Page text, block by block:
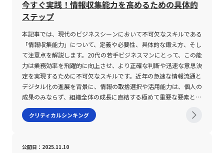
る。 他者からフィードバックを受けることも、論理的思考力を鍛
えるうえで欠かせない。 自分では筋道が通っていると思っていて
も、前提の説明が不足していたり、主張と根拠の間に飛躍があった
りする場合がある。 会議や資料レビューでは、「結論は明確か」
「根拠は十分か」「ほかの解釈はないか」という観点で意見をもら
い、自分の考えを修正することが有効である。 一方で、フレーム
ワークを使うこと自体が目的にならないよう注意しなければならな
い。 ロジックツリーやMECEは思考を支援する道具であり、図をき
れいに作ることや、用語を多く使うことが論理的思考ではない。
だと決め付けたりすることも避ける必要がある。 最初に考えた結
論に固執せず、反対の事実や別の可能性を確認する姿勢が、判断の
けでなく、演習やフィードバックを通じて実際に考える機会を持つ
てきた。目に見える情報に惑わされることなく、背後に潜む因果関
係や隠れた法則を見極めるためには、観察力を高め、常に「な
ぜ？」と「どうなっているのか？」という問いを持つ姿勢が求めら
れる。さらに、情報の取捨選択や仮説形成、自己の認識の偏りを十
分に意識しながら実践を重ねることで、短期的な成果に終始せず、
持続可能な競争力を獲得するための基盤を築くことができる。可視
化依存社会の中で、単なるデータや数値だけでは把握できない本質
を捉える力は、今後ますます重要なビジネススキルとなる。20代
の若手ビジネスマンがこのスキルを身につけることで、未来に向け
存在として成長していくことが期待される。そして、得られた洞察
位に直結する。最終的には、本質を見抜く力の鍛錬が、表面的な情
考を必要とするゲームを通じて、遊びながら思考力を鍛えることが
できます。これらはゲーム終了後に、自身の戦略や判断プロセスを
振り返ることで、より深い洞察を得ることができるため、継続的な
学習が可能となります。 4. ロボット制作やプログラミングへの挑
戦 「ものづくり」のアプローチは、論理的思考力の向上に大
いに寄与します。設計段階での問題点の洗い出しや、実際の制作過
程における試行錯誤は、論理的なプロセスを体感的に学ぶ絶好の機
会となります。プログラミングは特に、条件分岐やループ構造など
を活用して論理展開を自分で組み立てるため、実践的なトレーニン
MECE（Mutually Exclusive, Collectively Exhaustive）やピラミッド
く重複なく情報を整理する能力を養うことができます。これらのツ
く、経営戦略やマーケティングの面にも影響を及ぼします。適切な
情報収集と選別ができなければ、競合他社の動向を見誤り、市場の
変化に迅速に対応することができません。また、不正確な情報に基
づく判断は、企業の内部統制やコンプライアンス違反へとつなが
り、内部統制システムの脆弱性を露呈させる恐れがあります。 こ
うしたリスクを回避するためには、従業員個々の情報リテラシー向
上に加え、企業全体での統一したルールや情報管理システムの整備
が欠かせません。例えば、重要情報に対するアクセス権限の厳格な
管理や、VPN接続の使用義務化、さらには定期的な社員研修による
ラシーに関する各種資格の取得や勉強会の実施は、個人のスキルア
ップに寄与するだけでなく、企業としての内部統制の強化にも大い
ネジメント試験などの資格取得は、基礎知識から実践的対策まで幅
の変革に大きく寄与するため、その意義は一層高まっている。 コ
ンセプチュアルスキルの注意点 コンセプチュアルスキルの育成
は、単に抽象的な思考を促すだけでなく、具体的な問題解決やコミ
ュニケーションと結びつける必要がある。そのため、育成プロセス
においてはいくつかの注意点が存在する。まずは、具体化と抽象化
のバランスが重要である。過度に抽象的な思考に偏ると、具体的な
業務遂行に支障をきたす恐れがある一方で、細部にこだわりすぎる
と全体像が見えなくなるリスクがある。 第二に、言葉や概念の定
義の重要性が挙げられる。ビジネスシーンでは用語や概念の理解が
ョンエラーや業務ミスが発生する可能性がある。従って、業務上の
ュアルスキルは静的なスキルではなく、常に変化する環境の中で動
解や認識のずれを防ぐ効果が期待されます。このように、エビデン
スはただの「証拠」以上の意味を持ち、組織全体の情報管理や記録
保持、透明性確保のためのツールとして、ますます重要性が高まっ
ています。エビデンスが豊富に存在する環境では、意思決定プロセ
スが明確になり、関係者間での合意形成もスムーズに進むため、ビ
ジネス環境における競争力向上にもつながるのです。 ここで注目
すべきは、エビデンスと似た概念である「ファクト」「ソース」
「プルーフ」との違いです。ファクトは「事実」そのものであり、
エビデンスとして利用されることもありますが、エビデンス自体は
その事実を示すための具体的なデータや記録を意味します。一方、
ソースはそのエビデンスがどこから得られたかという情報源を指
めの極めて限定的な証拠として用いられるため、ビジネスシーンで
現場では、取引先への提案、上司への報告、チーム内での意見交換
など、あらゆるコミュニケーションにおいて説明力の高さが評価さ
れ、互いの信頼関係の構築や業務の効率化に大きく寄与します。
また、説明力は会話力と混同されがちですが、その本質には明確な
違いが存在します。会話力は、相手とのキャッチボールを重ねるこ
とで双方向のコミュニケーションを円滑に行う能力であり、例えば
「聴く力」や「非言語コミュニケーション」が重視されます。一
方、説明力は一方向に情報を伝達する際の明瞭さや論理性に重点を
置き、特に初対面や短時間での説明が要求される場面において不可
欠なスキルです。 説明力を高めることのメリット 説明力の向上
は、個人のキャリアアップのみならず、企業全体の業務効率や成約
率の向上にも直結するため、極めて大きなメリットが期待できま
可能性が格段に高まります。また、上司や経営層に対する企画や提
今すぐ実践！情報収集能力を高めるための具体的
ステップ
本記事では、現代のビジネスシーンにおいて不可欠なスキルである
「情報収集能力」について、定義や必要性、具体的な鍛え方、そし
て注意点を解説します。20代の若手ビジネスマンにとって、この能
力は業務効率を飛躍的に向上させ、より正確な判断や迅速な意思決
定を実現するために不可欠なスキルです。近年の急速な情報流通と
デジタル化の進展を背景に、情報の取捨選択や活用能力は、個人の
成果のみならず、組織全体の成長に直結する極めて重要な要素とな
っています。 情報収集能力とは 情報収集能力とは、膨大な情報の
中から本当に必要な情報を迅速かつ正確に見極め、抽出するスキル
益性を評価し、整理・分類する一連のプロセスを含みます。 特に
クリティカルシンキング
公開日：2025.11.10